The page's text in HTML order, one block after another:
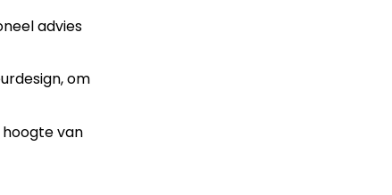
advies
om
hoogte van